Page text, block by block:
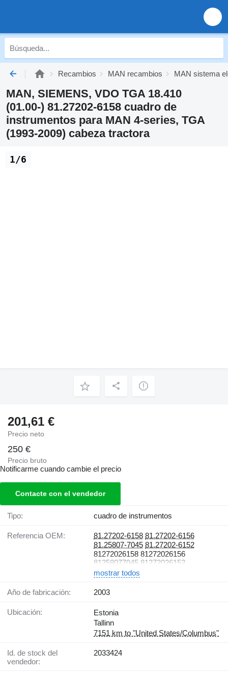
Recambios MAN recambios MAN sistema
MAN, SIEMENS, VDO TGA 18.410
(01.00-) 81.27202-6158 cuadro de
instrumentos para MAN 4-series, TGA
(1993-2009) cabeza tractora
1/6
201,61 €
Precio neto
250 €
Precio bruto
Notificarme cuando cambie el precio
Contacte con el vendedor
Tipo: cuadro de instrumentos
Referencia OEM: 81.27202-6158 81.27202-6156
81.25807-7045 81.27202-6152
81272026158 81272026156
81258077045 81272026152
mostrar todos
Año de fabricación: 2003
Ubicación:
Estonia
Tallinn
7151 km to "United States/Columbus"
Id. de stock del
vendedor:
2033424